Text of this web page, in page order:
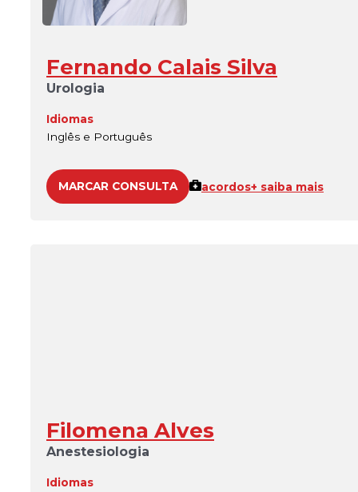
Fernando Calais Silva
Urologia
Idiomas
Inglês e Português
MARCAR CONSULTA acordos+ saiba mais
Filomena Alves
Anestesiologia
Idiomas